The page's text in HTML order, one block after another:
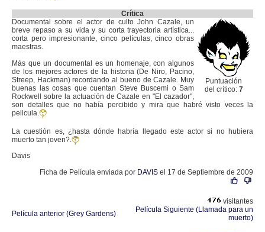
Crítica
Puntuación
del crítico: 7
Documental sobre el actor de culto John Cazale, un
breve repaso a su vida y su corta trayectoria artística...
corta pero impresionante, cinco películas, cinco obras
maestras.
Más que un documental es un homenaje, con algunos
de los mejores actores de la historia (De Niro, Pacino,
Streep, Hackman) recordando al bueno de Cazale. Muy
buenas las cosas que cuentan Steve Buscemi o Sam
Rockwell sobre la actuación de Cazale en "El cazador",
son detalles que no había percibido y mira que habré visto veces la
pelicula.
La cuestión es, ¿hasta dónde habría llegado este actor si no hubiera
muerto tan joven?.
Davis
Ficha de Película enviada por DAVIS el 17 de Septiembre de 2009
visitantes
Película anterior (Grey Gardens)
Película Siguiente (Llamada para un
muerto)